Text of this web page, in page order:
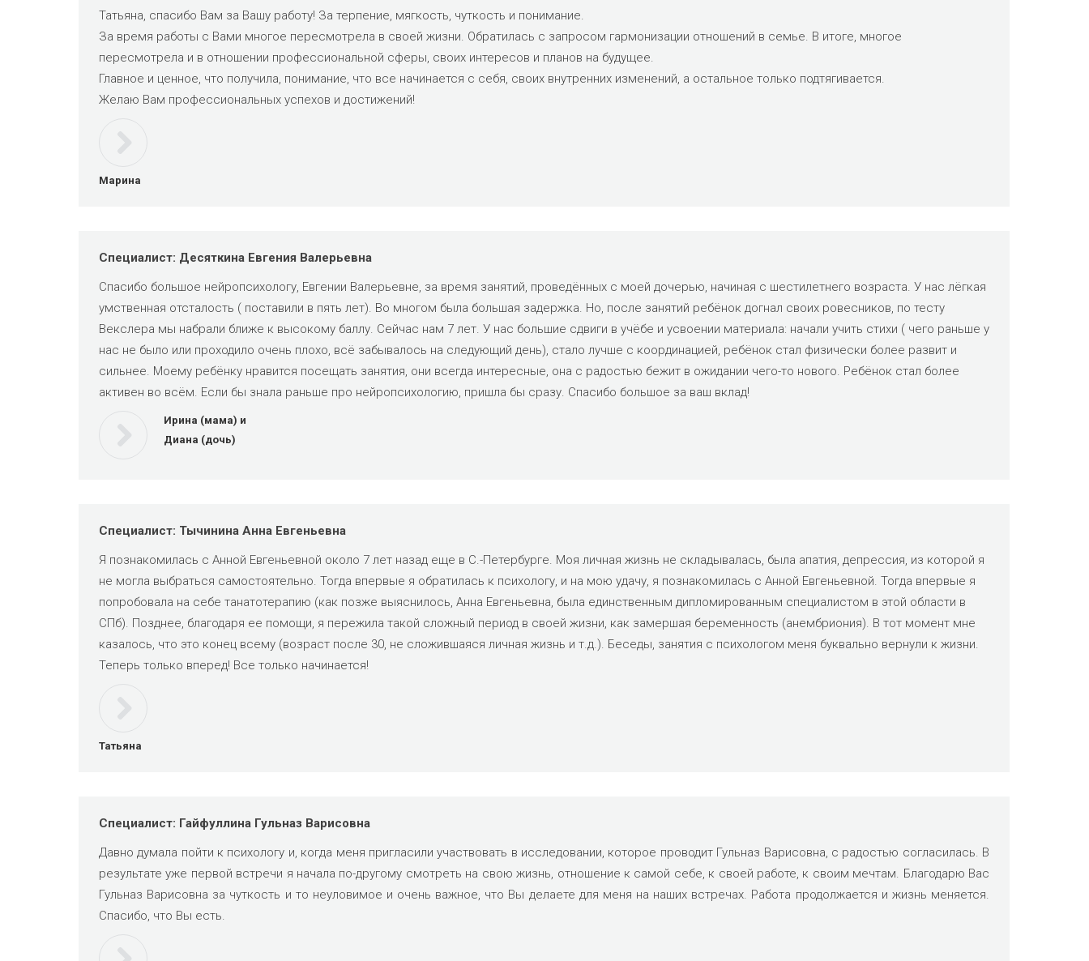
Татьяна, спасибо Вам за Вашу работу! За терпение, мягкость, чуткость и понимание.
За время работы с Вами многое пересмотрела в своей жизни. Обратилась с запросом гармонизации отношений в семье. В итоге, многое
пересмотрела и в отношении профессиональной сферы, своих интересов и планов на будущее.
Главное и ценное, что получила, понимание, что все начинается с себя, своих внутренних изменений, а остальное только подтягивается.
Желаю Вам профессиональных успехов и достижений!
Марина
Специалист: Десяткина Евгения Валерьевна
Спасибо большое нейропсихологу, Евгении Валерьевне, за время занятий, проведённых с моей дочерью, начиная с шестилетнего возраста. У нас лёгкая
умственная отсталость ( поставили в пять лет). Во многом была большая задержка. Но, после занятий ребёнок догнал своих ровесников, по тесту
Векслера мы набрали ближе к высокому баллу. Сейчас нам 7 лет. У нас большие сдвиги в учёбе и усвоении материала: начали учить стихи ( чего раньше у
нас не было или проходило очень плохо, всё забывалось на следующий день), стало лучше с координацией, ребёнок стал физически более развит и
сильнее. Моему ребёнку нравится посещать занятия, они всегда интересные, она с радостью бежит в ожидании чего-то нового. Ребёнок стал более
активен во всём. Если бы знала раньше про нейропсихологию, пришла бы сразу. Спасибо большое за ваш вклад!
Ирина (мама) и
Диана (дочь)
Специалист: Тычинина Анна Евгеньевна
Я познакомилась с Анной Евгеньевной около 7 лет назад еще в С.-Петербурге. Моя личная жизнь не складывалась, была апатия, депрессия, из которой я
не могла выбраться самостоятельно. Тогда впервые я обратилась к психологу, и на мою удачу, я познакомилась с Анной Евгеньевной. Тогда впервые я
попробовала на себе танатотерапию (как позже выяснилось, Анна Евгеньевна, была единственным дипломированным специалистом в этой области в
СПб). Позднее, благодаря ее помощи, я пережила такой сложный период в своей жизни, как замершая беременность (анембриония). В тот момент мне
казалось, что это конец всему (возраст после 30, не сложившаяся личная жизнь и т.д.). Беседы, занятия с психологом меня буквально вернули к жизни.
Теперь только вперед! Все только начинается!
Татьяна
Специалист: Гайфуллина Гульназ Варисовна
Давно думала пойти к психологу и, когда меня пригласили участвовать в исследовании, которое проводит Гульназ Варисовна, с радостью согласилась. В
результате уже первой встречи я начала по-другому смотреть на свою жизнь, отношение к самой себе, к своей работе, к своим мечтам. Благодарю Вас
Гульназ Варисовна за чуткость и то неуловимое и очень важное, что Вы делаете для меня на наших встречах. Работа продолжается и жизнь меняется.
Спасибо, что Вы есть.